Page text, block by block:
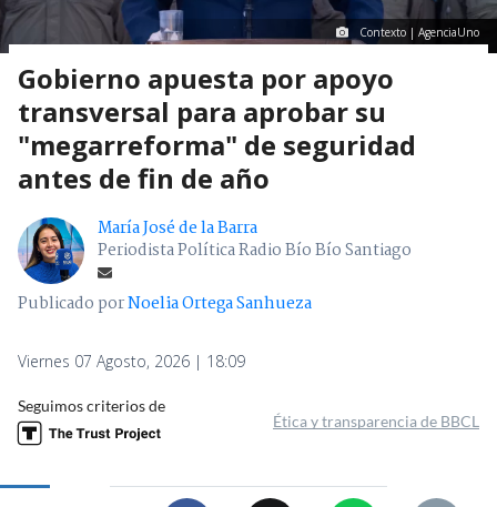
Contexto | AgenciaUno
Gobierno apuesta por apoyo
transversal para aprobar su
"megarreforma" de seguridad
antes de fin de año
María José de la Barra
Periodista Política Radio Bío Bío Santiago
Publicado porNoelia Ortega Sanhueza
Viernes 07 Agosto, 2026 | 18:09
Seguimos criterios de
Ética y transparencia de BBCL